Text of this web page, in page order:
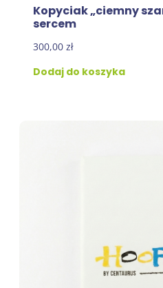
Kopyciak „ciemny
sercem
300,00 zł
Dodaj do koszyka